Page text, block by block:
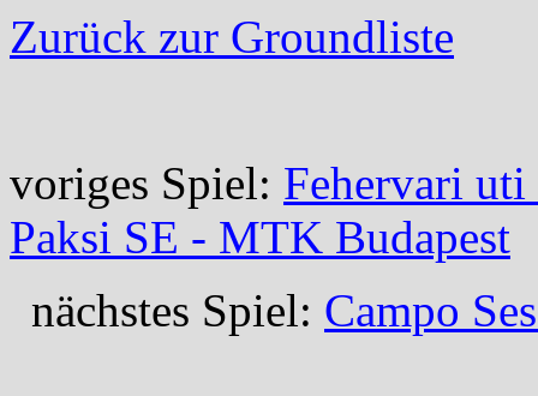
Zurück zur Groundliste
voriges Spiel: Fehervari
Paksi SE - MTK Budapest
nächstes Spiel: Campo